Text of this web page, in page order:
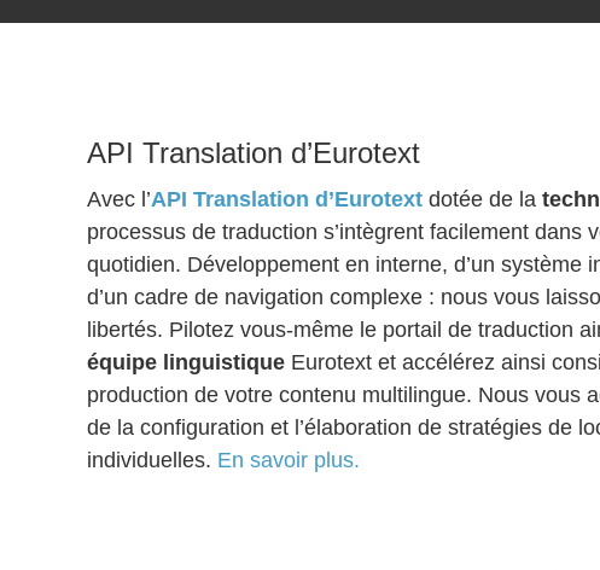
API Translation d’Eurotext
Avec l’API Translation d’Eurotext dotée de la
processus de traduction s’intègrent facilement dans
quotidien. Développement en interne, d’un système
d’un cadre de navigation complexe : nous vous
libertés. Pilotez vous-même le portail de traduction
équipe linguistique Eurotext et accélérez ainsi
production de votre contenu multilingue. Nous vous
de la configuration et l’élaboration de stratégies de
individuelles. En savoir plus.